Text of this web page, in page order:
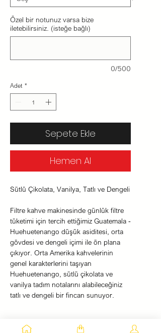
Özel bir notunuz varsa bize
iletebilirsiniz. (isteğe bağlı)
0/500
Adet *
Sepete Ekle
Hemen Al
Sütlü Çikolata, Vanilya, Tatlı ve Dengeli
Filtre kahve makinesinde günlük filtre
tüketimi için tercih ettiğimiz Guatemala -
Huehuetenango düşük asiditesi, orta
gövdesi ve dengeli içimi ile ön plana
çıkıyor. Orta Amerika kahvelerinin
genel karakterlerini taşıyan
Huehuetenango, sütlü çikolata ve
vanilya tadım notalarını alabileceğiniz
tatlı ve dengeli bir fincan sunuyor.
Saklama Koşulları